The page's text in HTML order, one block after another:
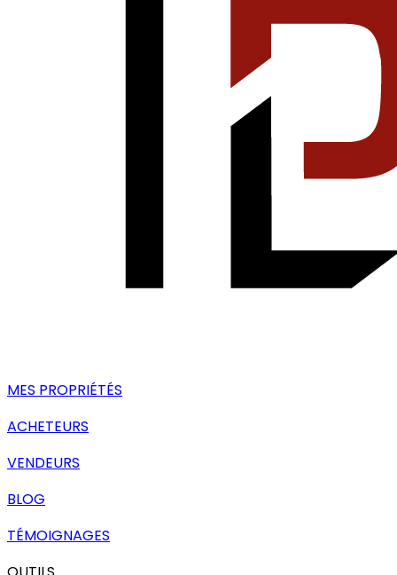
MES PROPRIÉTÉS
ACHETEURS
VENDEURS
BLOG
TÉMOIGNAGES